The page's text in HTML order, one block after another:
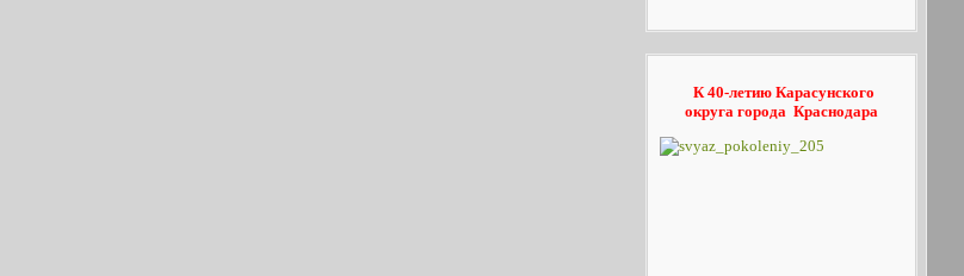
К 40-летию Карасунского
округа города Краснодара